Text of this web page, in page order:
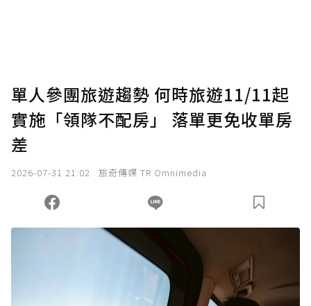
確認送出
您當前剩餘 U 利點數：0點；前往 購買點數
單人參團旅遊趨勢 何時旅遊11/11起
實施「領隊不配房」 落單更免收單房
差
2026-07-31 21:02 旅奇傳媒 TR Omnimedia